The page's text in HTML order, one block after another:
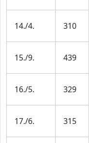
14./4. 310
15./9. 439
16./5. 329
17./6. 315